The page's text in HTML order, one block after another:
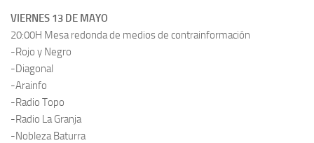
VIERNES 13 DE MAYO
20:00H Mesa redonda de medios de contrainformación
-Rojo y Negro
-Diagonal
-Arainfo
-Radio Topo
-Radio La Granja
-Nobleza Baturra